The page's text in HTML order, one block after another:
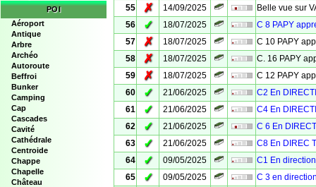
POI
Aéroport
Antique
Arbre
Archéo
Autoroute
Beffroi
Bunker
Camping
Cap
Cascades
Cavité
Cathédrale
Centroide
Chappe
Chapelle
Château
55
✗ 14/09/2025
Belle vue sur
56
✓ 18/07/2025
C 8 PAPY
57
✗ 18/07/2025
C 10 PAPY
58
✗ 18/07/2025
C. 16 PAPY
59
✗ 18/07/2025
C 12 PAPY
60
✓ 21/06/2025
C2 En
61
✓ 21/06/2025
C4 En
62
✓ 21/06/2025
C 6 En
63
✓ 21/06/2025
C8 En DIREC
64
✓ 09/05/2025
C1 En
65
✓ 09/05/2025
C 3 en